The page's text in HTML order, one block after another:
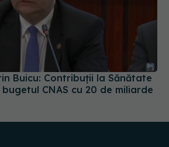
CNAS cu 20 de miliarde